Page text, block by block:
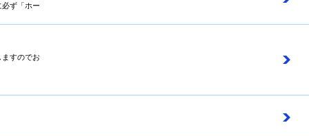
ず「ホー
すのでお